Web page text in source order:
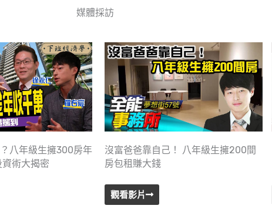
媒體採訪
八年級生擁300房年
術大揭密
沒富爸爸靠自己！ 八年級生擁200間
房包租賺大錢
觀看影片